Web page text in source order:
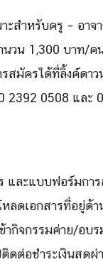
ะสำหรับครู – อา
นวน 1,300 บาท/
สมัครได้ที่ลิ้งค์ดา
2392 0508 และ
และแบบฟอร์มกา
ลดเอกสารที่อยู่ด้า
กิจกรรมค่าย/อบ
ต่อชำระเงินสดผ่